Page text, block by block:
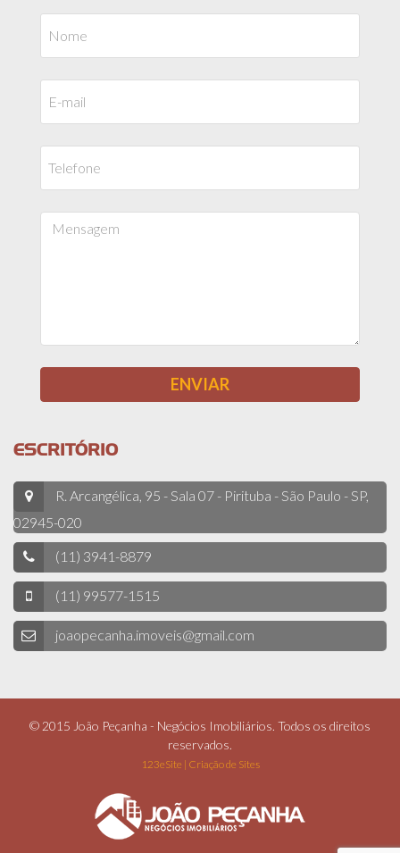
ESCRITÓRIO
R. Arcangélica, 95 - Sala 07 - Pirituba - São Paulo - SP,
02945-020
(11) 3941-8879
(11) 99577-1515
joaopecanha.imoveis@gmail.com
© 2015 João Peçanha - Negócios Imobiliários. Todos os direitos
reservados.
123eSite | Criação de Sites